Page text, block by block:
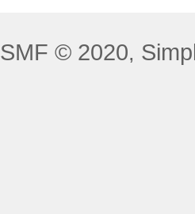
SMF © 2020,